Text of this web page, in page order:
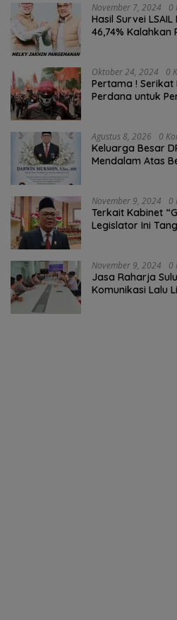
November 7, 2024 0
Hasil Survei
46,74% Kalahkan
Oktober 24, 2024 0
Pertama ! Serikat
Perdana untuk
Agustus 8, 2026 0
Keluarga Besar
Mendalam Atas
November 9, 2024 0
Terkait Kabinet
Legislator Ini
November 9, 2024 0
Jasa Raharja
Komunikasi Lalu